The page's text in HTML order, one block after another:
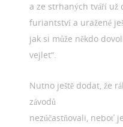
a ze strhaných tváří už
furiantství a uražené
jak si může někdo
vejlet“.
Nutno ještě dodat, že
závodů
nezúčastňovali, neboť